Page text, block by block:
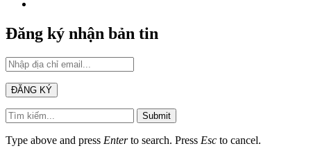
Đăng ký nhận bản tin
Submit
Type above and press Enterto search. Press Esc to cancel.